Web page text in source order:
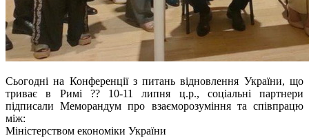
Сьогодні на Конференції з питань відновлення України, що
триває в Римі ?? 10-11 липня ц.р., соціальні партнери
підписали Меморандум про взаєморозуміння та співпрацю
між:
Міністерством економіки України